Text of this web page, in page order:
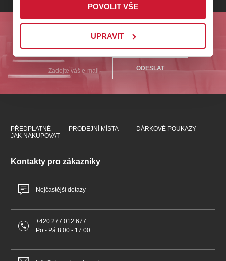
POVOLIT VŠE
UPRAVIT
Plzeňsku!
ODESLAT
Kontakty pro zákazníky
Nejčastější dotazy
+420 277 012 677
Po - Pá 8:00 - 17:00
PŘEDPLATNÉ PRODEJNÍ MÍSTA
DÁRKOVÉ POUKAZY
JAK NAKUPOVAT